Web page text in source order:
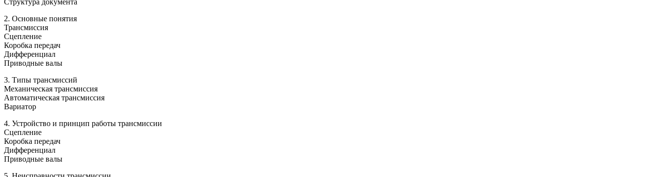
Структура документа
2. Основные понятия
Трансмиссия
Сцепление
Коробка передач
Дифференциал
Приводные валы
3. Типы трансмиссий
Механическая трансмиссия
Автоматическая трансмиссия
Вариатор
4. Устройство и принцип работы трансмиссии
Сцепление
Коробка передач
Дифференциал
Приводные валы